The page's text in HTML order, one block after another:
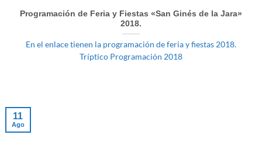
Programación de Feria y Fiestas «San Ginés de la Jara»
2018.
En el enlace tienen la programación de feria y fiestas 2018.
Tríptico Programación 2018
11
Ago